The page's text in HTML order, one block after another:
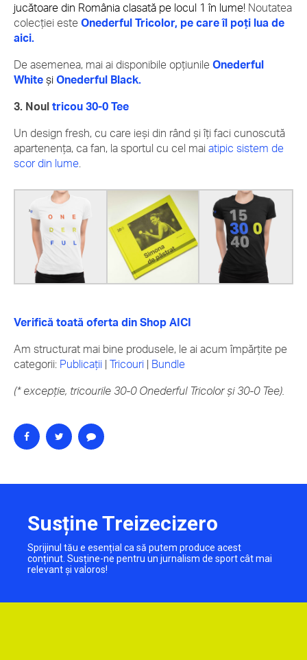
jucătoare din România clasată pe locul 1 în lume! Noutatea
colecției este Onederful Tricolor, pe care îl poți lua de
aici.
De asemenea, mai ai disponibile opțiunile Onederful
White și Onederful Black.
3. Noul tricou 30-0 Tee
Un design fresh, cu care ieși din rând și îți faci cunoscută
apartenența, ca fan, la sportul cu cel mai atipic sistem de
scor din lume.
Verifică toată oferta din Shop AICI
Am structurat mai bine produsele, le ai acum împărțite pe
categorii: Publicații | Tricouri | Bundle
(* excepție, tricourile 30-0 Onederful Tricolor și 30-0 Tee).
Susține Treizecizero
Sprijinul tău e esențial ca să putem produce acest
conținut. Susține-ne pentru un jurnalism de sport cât mai
relevant și valoros!